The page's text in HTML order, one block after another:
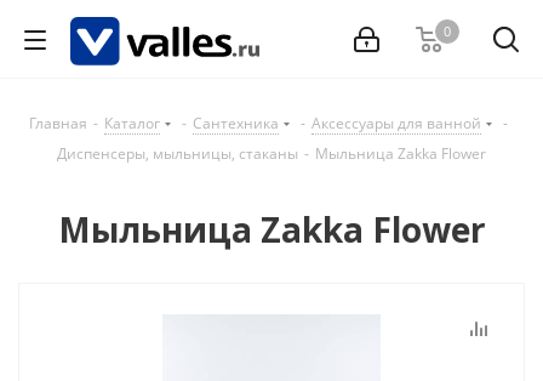
0
Главная - Каталог - Сантехника - Аксессуары для ванной
-
Диспенсеры, мыльницы, стаканы - Мыльница Zakka Flower
Мыльница Zakka Flower